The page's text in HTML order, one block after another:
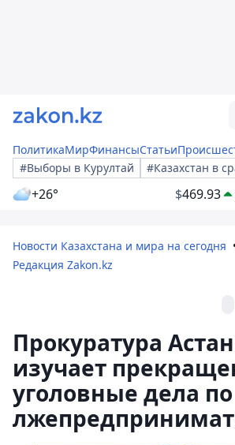
ПолитикаМирФинансыСтатьи
#Выборы в Курултай
#Казахстан в
+26° $469.93
Новости Казахстана и мира на сегодня
Редакция Zakon.kz
Прокуратура
изучает
уголовные дела по